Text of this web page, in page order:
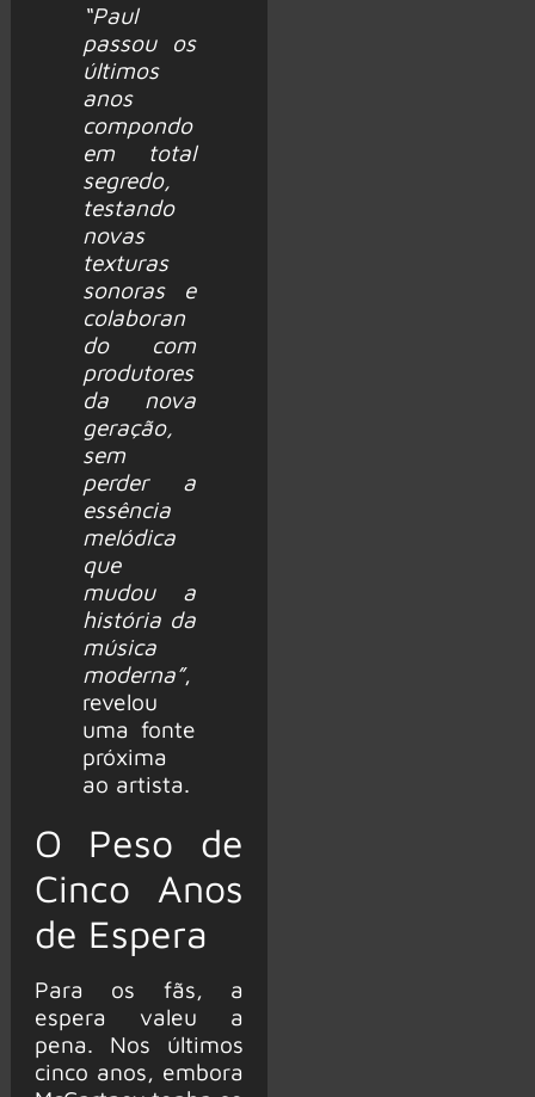
“Paul
passou os
últimos
anos
compondo
em total
segredo,
testando
novas
texturas
sonoras e
colaboran
do com
produtores
da nova
geração,
sem
perder a
essência
melódica
que
mudou a
história da
música
moderna”,
revelou
uma fonte
próxima
ao artista.
O Peso de
Cinco Anos
de Espera
Para os fãs, a
espera valeu a
pena. Nos últimos
cinco anos, embora